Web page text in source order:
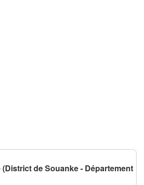
de Souanke - Département